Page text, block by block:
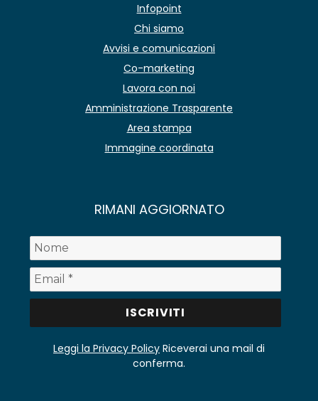
Infopoint
Chi siamo
Avvisi e comunicazioni
Co-marketing
Lavora con noi
Amministrazione Trasparente
Area stampa
Immagine coordinata
RIMANI AGGIORNATO
Leggi la Privacy Policy Riceverai una mail di
conferma.